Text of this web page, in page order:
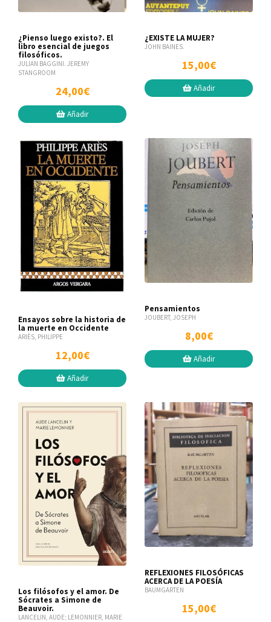
¿Pienso luego existo?. El
libro esencial de juegos
filosóficos.
JULIAN BAGGINI. JEREMY
STANGROOM
24,00€
Añadir
¿EXISTE LA MUJER?
JOHN BAINES.
15,00€
Añadir
Ensayos sobre la historia de
la muerte en Occidente
ARIÈS, PHILIPPE
12,00€
Añadir
Pensamientos
JOUBERT, JOSEPH
8,00€
Añadir
Los filósofos y el amor. De
Sócrates a Simone de
Beauvoir.
LANCELIN, AUDE; LEMONNIER, MARIE
REFLEXIONES FILOSÓFICAS
ACERCA DE LA POESÍA
BAUMGARTEN
15,00€